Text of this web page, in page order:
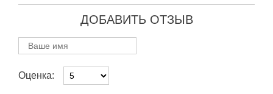
ДОБАВИТЬ ОТЗЫВ
Оценка: